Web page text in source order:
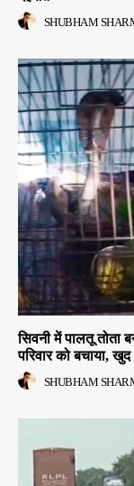
SHUBHAM
सिवनी में पालतू तोता
परिवार को बचाया,
SHUBHAM